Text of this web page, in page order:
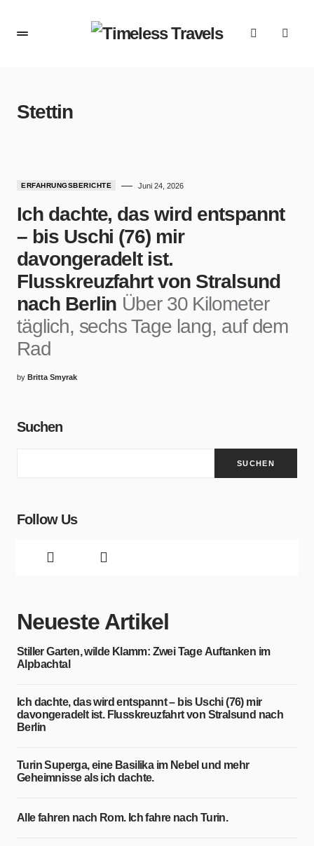
Stettin
ERFAHRUNGSBERICHTE Juni 24, 2026
Ich dachte, das wird entspannt
– bis Uschi (76) mir
davongeradelt ist.
Flusskreuzfahrt von Stralsund
nach Berlin Über 30 Kilometer
täglich, sechs Tage lang, auf dem
Rad
by Britta Smyrak
Suchen
SUCHEN
Follow Us
Neueste Artikel
Stiller Garten, wilde Klamm: Zwei Tage Auftanken im
Alpbachtal
Ich dachte, das wird entspannt – bis Uschi (76) mir
davongeradelt ist. Flusskreuzfahrt von Stralsund nach
Berlin
Turin Superga, eine Basilika im Nebel und mehr
Geheimnisse als ich dachte.
Alle fahren nach Rom. Ich fahre nach Turin.